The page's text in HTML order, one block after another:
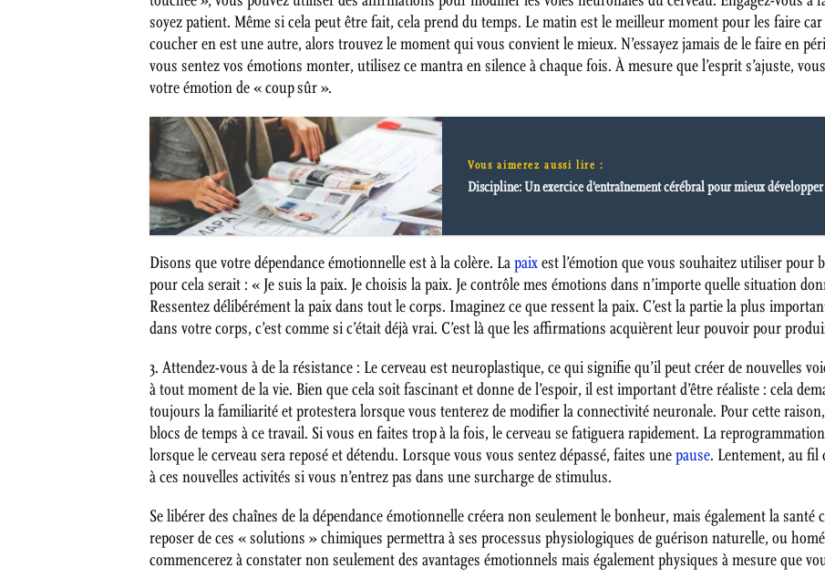
soyez patient. Même si cela peut être fait, cela prend du temps. Le matin est le meilleur moment pour les faire
coucher en est une autre, alors trouvez le moment qui vous convient le mieux. N’essayez jamais de le faire en
vous sentez vos émotions monter, utilisez ce mantra en silence à chaque fois. À mesure que l’esprit s’ajuste,
votre émotion de « coup sûr ».
Vous aimerez aussi lire :
Discipline: Un exercice d'entraînement cérébral pour mieux développer
Disons que votre dépendance émotionnelle est à la colère. Lapaixest l’émotion que vous souhaitez utiliser pour
pour cela serait : « Je suis la paix. Je choisis la paix. Je contrôle mes émotions dans n’importe quelle situation
Ressentez délibérément la paix dans tout le corps. Imaginez ce que ressent la paix. C’est la partie la plus
dans votre corps, c’est comme si c’était déjà vrai. C’est là que les affirmations acquièrent leur pouvoir pour
3. Attendez-vous à de la résistance : Le cerveau est neuroplastique, ce qui signifie qu’il peut créer de nouvelles
à tout moment de la vie. Bien que cela soit fascinant et donne de l’espoir, il est important d’être réaliste : cela
toujours la familiarité et protestera lorsque vous tenterez de modifier la connectivité neuronale. Pour cette
blocs de temps à ce travail. Si vous en faites trop à la fois, le cerveau se fatiguera rapidement. La
lorsque le cerveau sera reposé et détendu. Lorsque vous vous sentez dépassé, faites unepause. Lentement, au fil
à ces nouvelles activités si vous n’entrez pas dans une surcharge de stimulus.
Se libérer des chaînes de la dépendance émotionnelle créera non seulement le bonheur, mais également la santé
reposer de ces « solutions » chimiques permettra à ses processus physiologiques de guérison naturelle, ou
commencerez à constater non seulement des avantages émotionnels mais également physiques à mesure que